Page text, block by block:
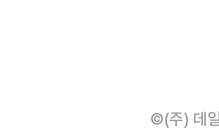
©(주) 데